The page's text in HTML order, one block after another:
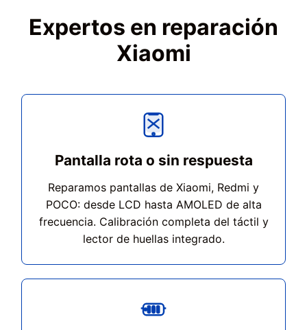
Expertos en reparación
Xiaomi
Pantalla rota o sin respuesta
Reparamos pantallas de Xiaomi, Redmi y
POCO: desde LCD hasta AMOLED de alta
frecuencia. Calibración completa del táctil y
lector de huellas integrado.